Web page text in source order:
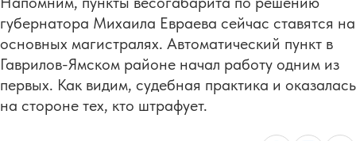
губернатора Михаила Евраева сейчас ставятся на
основных магистралях. Автоматический пункт в
Гаврилов-Ямском районе начал работу одним из
первых. Как видим, судебная практика и оказалась
на стороне тех, кто штрафует.